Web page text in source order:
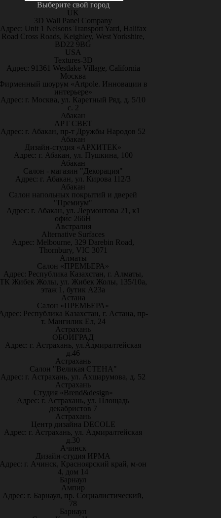
Выберите свой город
UK
3D Wall Panel Company
Адрес: Unit 1 Nelsons Transport Yard, Halifax
Road Cross Roads, Keighley, West Yorkshire,
BD22 9BG
USA
Textures-3D
Адрес: 91361 Westlake Village, California
Москва
шоурум «Artpole. Инновации в
интерьере»
Адрес: г. Москва, ул. Каретный Ряд, д. 5/10
с. 2
Абакан
АРТ СВЕТ
Адрес: г. Абакан, пр-т Дружбы Народов 52
Абакан
Дизайн-студия «АРХИТЕК»
Адрес: г. Абакан, ул. Пушкина, 100
Абакан
Салон - магазин "Декорация"
Адрес: г. Абакан, ул. Кирова 112/3
Абакан
Салон напольных покрытий и дверей
"Премиум"
Адрес: г. Абакан, ул. Лермонтова 21, к1
офис 266Н
Австралия
Alternative Surfaces
Адрес: Melbourne, 329 Darebin Road,
Thornbury, VIC 3071
Алматы
Салон «ПРЕМЬЕРА»
Адрес: Республика Казахстан, г. Алматы,
Жибек Жолы, ул. Жибек Жолы, 135/10а,
этаж 1, бутик А23а
Астана
Салон «ПРЕМЬЕРА»
Республика Казахстан, г. Астана, пр-
т. Мангилик Ел, 24
Астрахань
ОБОИГРАД
Адрес: г. Астрахань, ул.Адмиралтейская
д.46
Астрахань
Салон "Великая СТЕНА"
Адрес: г. Астрахань, ул. Ахшарумова, д. 52
Астрахань
Студия «Brend&design»
Адрес: г. Астрахань, ул. Площадь
декабристов 7
Астрахань
Центр дизайна DECOLE
Адрес: г. Астрахань, ул. Адмиралтейская
д.30
Ачинск
Дизайн-студия ИРМА
Адрес: г. Ачинск, Красноярский край, м-он
4, дом 14
Барнаул
Ампир
Адрес: г. Барнаул, пр. Социалистический,
78
Барнаул